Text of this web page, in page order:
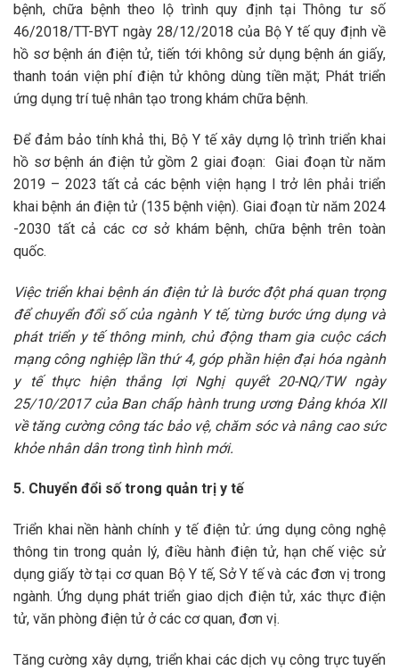
bệnh, chữa bệnh theo lộ trình quy định tại Thông tư số
46/2018/TT-BYT ngày 28/12/2018 của Bộ Y tế quy định về
hồ sơ bệnh án điện tử, tiến tới không sử dụng bệnh án giấy,
thanh toán viện phí điện tử không dùng tiền mặt; Phát triển
ứng dụng trí tuệ nhân tạo trong khám chữa bệnh.
Để đảm bảo tính khả thi, Bộ Y tế xây dựng lộ trình triển khai
hồ sơ bệnh án điện tử gồm 2 giai đoạn: Giai đoạn từ năm
2019 – 2023 tất cả các bệnh viện hạng I trở lên phải triển
khai bệnh án điện tử (135 bệnh viện). Giai đoạn từ năm 2024
-2030 tất cả các cơ sở khám bệnh, chữa bệnh trên toàn
quốc.
Việc triển khai bệnh án điện tử là bước đột phá quan trọng
để chuyển đổi số của ngành Y tế, từng bước ứng dụng và
phát triển y tế thông minh, chủ động tham gia cuộc cách
mạng công nghiệp lần thứ 4, góp phần hiện đại hóa ngành
y tế thực hiện thắng lợi Nghị quyết 20-NQ/TW ngày
25/10/2017 của Ban chấp hành trung ương Đảng khóa XII
về tăng cường công tác bảo vệ, chăm sóc và nâng cao sức
khỏe nhân dân trong tình hình mới.
5. Chuyển đổi số trong quản trị y tế
Triển khai nền hành chính y tế điện tử: ứng dụng công nghệ
thông tin trong quản lý, điều hành điện tử, hạn chế việc sử
dụng giấy tờ tại cơ quan Bộ Y tế, Sở Y tế và các đơn vị trong
ngành. Ứng dụng phát triển giao dịch điện tử, xác thực điện
tử, văn phòng điện tử ở các cơ quan, đơn vị.
Tăng cường xây dựng, triển khai các dịch vụ công trực tuyến